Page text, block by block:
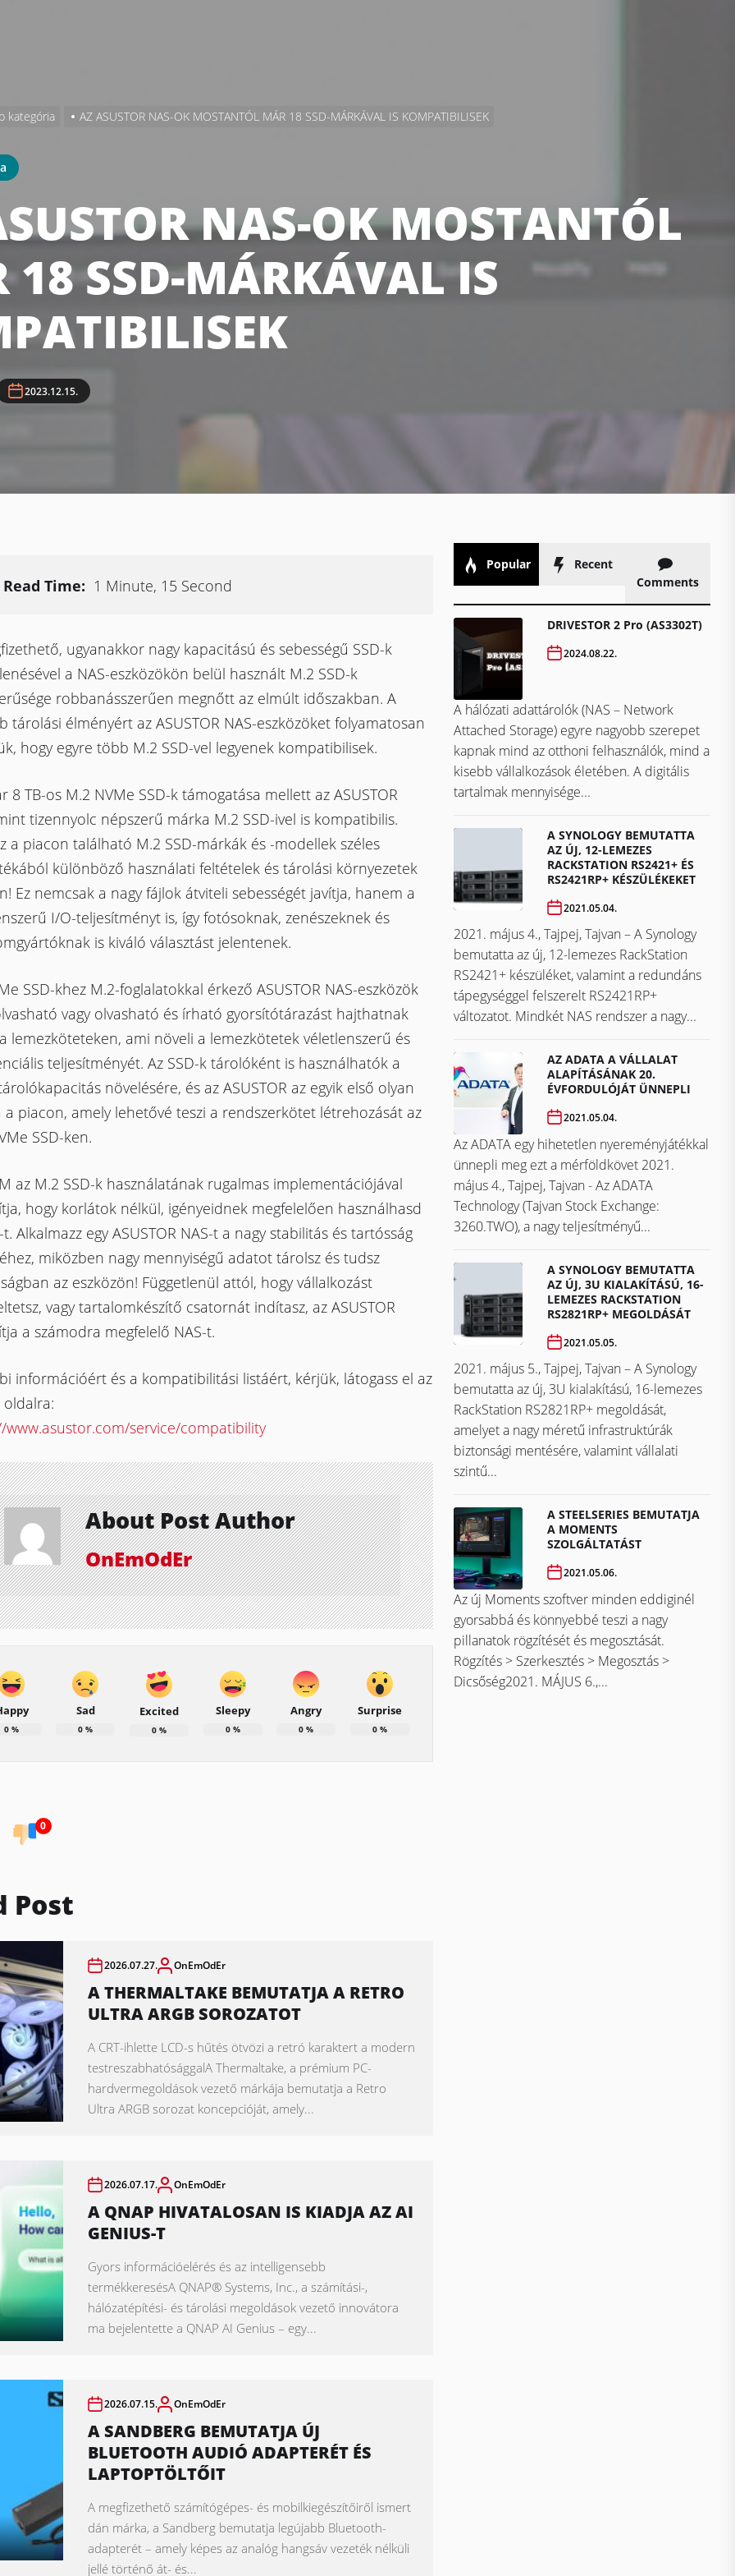
kategória AZ ASUSTOR NAS-OK MOSTANTÓL MÁR 18 SSD-MÁRKÁVAL IS KOMPATIBILISEK
NAS-OK MOSTANTÓL
18 SSD-MÁRKÁVAL IS
2023.12.15.
Read Time: 1 Minute, 15 Second
ugyanakkor nagy kapacitású és sebességű SSD-k
a NAS-eszközökön belül használt M.2 SSD-k
robbanásszerűen megnőtt az elmúlt időszakban. A
tárolási élményért az ASUSTOR NAS-eszközöket folyamatosan
hogy egyre több M.2 SSD-vel legyenek kompatibilisek.
8 TB-os M.2 NVMe SSD-k támogatása mellett az ASUSTOR
tizennyolc népszerű márka M.2 SSD-ivel is kompatibilis.
a piacon található M.2 SSD-márkák és -modellek széles
különböző használati feltételek és tárolási környezetek
Ez nemcsak a nagy fájlok átviteli sebességét javítja, hanem a
I/O-teljesítményt is, így fotósoknak, zenészeknek és
is kiváló választást jelentenek.
SSD-khez M.2-foglalatokkal érkező ASUSTOR NAS-eszközök
vagy olvasható és írható gyorsítótárazást hajthatnak
lemezköteteken, ami növeli a lemezkötetek véletlenszerű és
teljesítményét. Az SSD-k tárolóként is használhatók a
növelésére, és az ASUSTOR az egyik első olyan
a piacon, amely lehetővé teszi a rendszerkötet létrehozását az
SSD-ken.
az M.2 SSD-k használatának rugalmas implementációjával
hogy korlátok nélkül, igényeidnek megfelelően használhasd
t. Alkalmazz egy ASUSTOR NAS-t a nagy stabilitás és tartósság
miközben nagy mennyiségű adatot tárolsz és tudsz
az eszközön! Függetlenül attól, hogy vállalkozást
vagy tartalomkészítő csatornát indítasz, az ASUSTOR
a számodra megfelelő NAS-t.
információért és a kompatibilitási listáért, kérjük, látogass el az
www.asustor.com/service/compatibility
About Post Author
OnEmOdEr
0 %
Sad
0 %
Excited
0%
Sleepy
0%
Angry
0 %
Surprise
0 %
0
Post
2026.07.27. OnEmOdEr
A THERMALTAKE BEMUTATJA A RETRO
ULTRA ARGB SOROZATOT
A CRT-ihlette LCD-s hűtés ötvözi a retró karaktert a modern
testreszabhatósággalA Thermaltake, a prémium PC-
hardvermegoldások vezető márkája bemutatja a Retro
Ultra ARGB sorozat koncepcióját, amely...
2026.07.17. OnEmOdEr
A QNAP HIVATALOSAN IS KIADJA AZ AI
GENIUS-T
Gyors információelérés és az intelligensebb
termékkeresésA QNAP® Systems, Inc., a számítási-,
hálózatépítési- és tárolási megoldások vezető innovátora
ma bejelentette a QNAP AI Genius – egy...
2026.07.15. OnEmOdEr
A SANDBERG BEMUTATJA ÚJ
BLUETOOTH AUDIÓ ADAPTERÉT ÉS
LAPTOPTÖLTŐIT
A megfizethető számítógépes- és mobilkiegészítőiről ismert
dán márka, a Sandberg bemutatja legújabb Bluetooth-
adapterét – amely képes az analóg hangsáv vezeték nélküli
jellé történő át- és...
Popular
Recent
Comments
DRIVESTOR 2 Pro (AS3302T)
2024.08.22.
A hálózati adattárolók (NAS – Network
Attached Storage) egyre nagyobb szerepet
kapnak mind az otthoni felhasználók, mind a
kisebb vállalkozások életében. A digitális
tartalmak mennyisége...
A SYNOLOGY BEMUTATTA
AZ ÚJ, 12-LEMEZES
RACKSTATION RS2421+ ÉS
RS2421RP+ KÉSZÜLÉKEKET
2021.05.04.
2021. május 4., Tajpej, Tajvan – A Synology
bemutatta az új, 12-lemezes RackStation
RS2421+ készüléket, valamint a redundáns
tápegységgel felszerelt RS2421RP+
változatot. Mindkét NAS rendszer a nagy...
AZ ADATA A VÁLLALAT
ALAPÍTÁSÁNAK 20.
ÉVFORDULÓJÁT ÜNNEPLI
2021.05.04.
Az ADATA egy hihetetlen nyereményjátékkal
ünnepli meg ezt a mérföldkövet ​​​​​​​2021.
május 4., Tajpej, Tajvan - Az ADATA
Technology (Tajvan Stock Exchange:
3260.TWO), a nagy teljesítményű...
A SYNOLOGY BEMUTATTA
AZ ÚJ, 3U KIALAKÍTÁSÚ, 16-
LEMEZES RACKSTATION
RS2821RP+ MEGOLDÁSÁT
2021.05.05.
2021. május 5., Tajpej, Tajvan – A Synology
bemutatta az új, 3U kialakítású, 16-lemezes
RackStation RS2821RP+ megoldását,
amelyet a nagy méretű infrastruktúrák
biztonsági mentésére, valamint vállalati
szintű...
A STEELSERIES BEMUTATJA
A MOMENTS
SZOLGÁLTATÁST
2021.05.06.
Az új Moments szoftver minden eddiginél
gyorsabbá és könnyebbé teszi a nagy
pillanatok rögzítését és megosztását.
Rögzítés > Szerkesztés > Megosztás >
Dicsőség2021. MÁJUS 6.,...